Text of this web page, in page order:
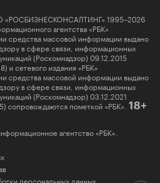
1995–2026
агентства «РБК»
средства массовой информации выдано
в сфере связи, информационных
(Роскомнадзор) 09.12.2015
сетевого издания «РБК»
средства массовой информации выдано
в сфере связи, информационных
(Роскомнадзор) 03.12.2021
пометкой «РБК». 18+
агентство «РБК».
персональных данных